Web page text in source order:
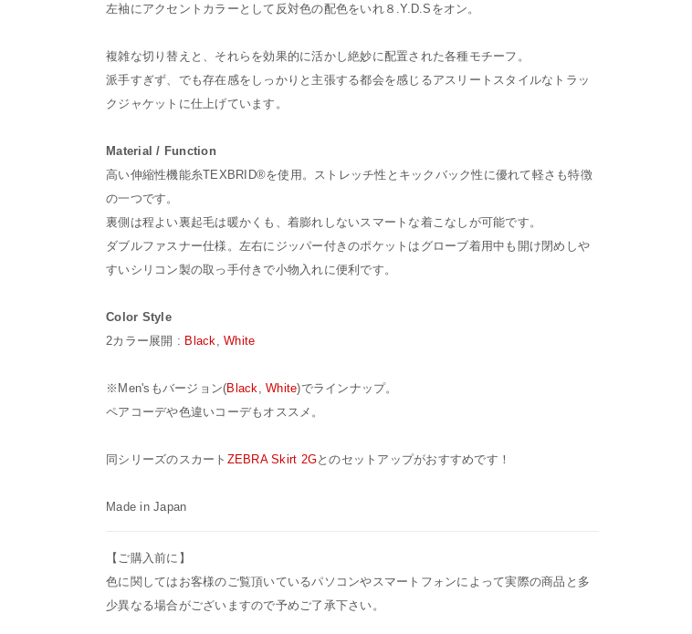
左袖にアクセントカラーとして反対色の配色をいれ８.Y.D.Sをオン。
複雑な切り替えと、それらを効果的に活かし絶妙に配置された各種モチーフ。
派手すぎず、でも存在感をしっかりと主張する都会を感じるアスリートスタイルなトラッ
クジャケットに仕上げています。
Material / Function
高い伸縮性機能糸TEXBRID®を使用。ストレッチ性とキックバック性に優れて軽さも特徴
の一つです。
裏側は程よい裏起毛は暖かくも、着膨れしないスマートな着こなしが可能です。
ダブルファスナー仕様。左右にジッパー付きのポケットはグローブ着用中も開け閉めしや
すいシリコン製の取っ手付きで小物入れに便利です。
Color Style
2カラー展開 : Black ,White
※Men'sもバージョン(Black ,White)でラインナップ。
ペアコーデや色違いコーデもオススメ。
同シリーズのスカート ZEBRA Skirt 2Gとのセットアップがおすすめです！
Made in Japan
【ご購入前に】
色に関してはお客様のご覧頂いているパソコンやスマートフォンによって実際の商品と多
少異なる場合がございますので予めご了承下さい。